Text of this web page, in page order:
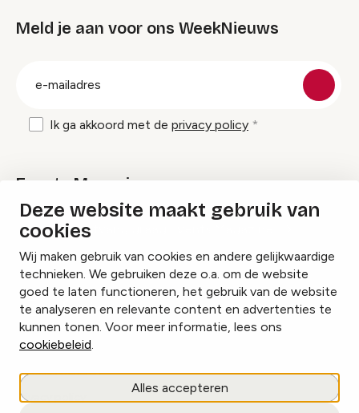
Deze website maakt gebruik van
cookies
Wij maken gebruik van cookies en andere gelijkwaardige
technieken. We gebruiken deze o.a. om de website
goed te laten functioneren, het gebruik van de website
te analyseren en relevante content en advertenties te
kunnen tonen. Voor meer informatie, lees ons
cookiebeleid.
Alles accepteren
Meld je aan voor ons WeekNieuws
Ik ga akkoord met de privacy policy
Events Magazine
Ik ontvang graag Events Magazine
InstagramFacebookLinkedIn
Cookies beheren
Privacy policy